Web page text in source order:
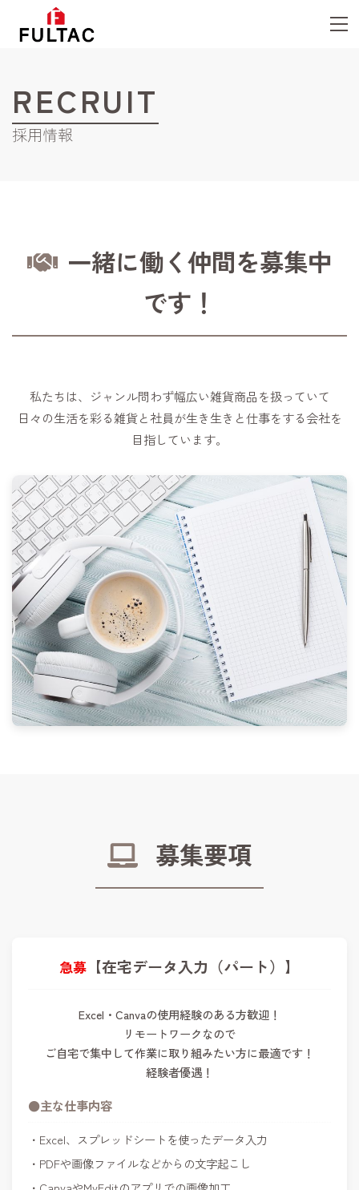
RECRUIT
採用情報
一緒に働く仲間を募集中
です！
私たちは、ジャンル問わず幅広い雑貨商品を扱っていて
日々の生活を彩る雑貨と社員が生き生きと仕事をする会社を
目指しています。
募集要項
【在宅データ入力（パート）】
Excel・Canvaの使用経験のある方歓迎！
リモートワークなので
ご自宅で集中して作業に取り組みたい方に最適です！
経験者優遇！
●主な仕事内容
Excel、スプレッドシートを使ったデータ入力
PDFや画像ファイルなどからの文字起こし